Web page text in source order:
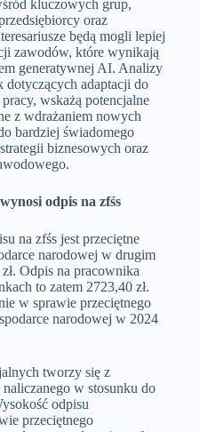
kluczowych grup,
oraz
będą mogli lepiej
zawodów, które wynikają
generatywnej AI. Analizy
dotyczących adaptacji do
wskażą potencjalne
z wdrażaniem nowych
bardziej świadomego
biznesowych oraz
odpis na zfśs
na zfśs jest przeciętne
narodowej w drugim
Odpis na pracownika
to zatem 2723,40 zł.
w sprawie przeciętnego
narodowej w 2024
tworzy się z
w stosunku do
odpisu
przeciętnego